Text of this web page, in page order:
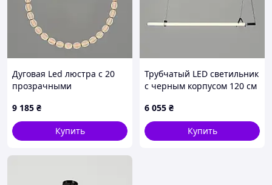
Дуговая Led люстра с 20
прозрачными
корпусе 140 см
9 185 ₴
Купить
Трубчатый LED светильник
с черным корпусом 120 см
6 055 ₴
Купить